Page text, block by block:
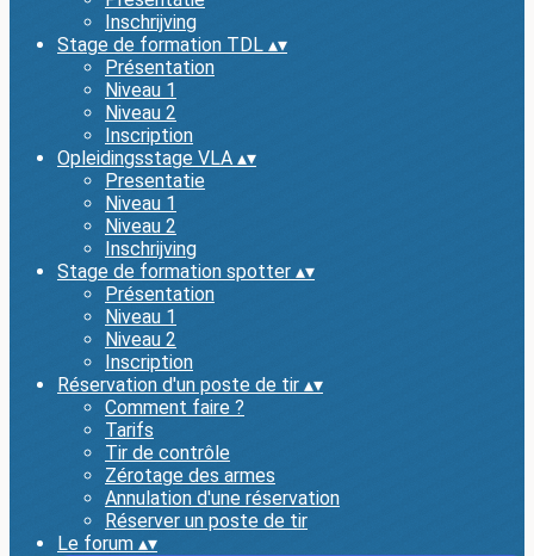
Inschrijving
Stage de formation TDL ▴▾
Présentation
Niveau 1
Niveau 2
Inscription
Opleidingsstage VLA ▴▾
Presentatie
Niveau 1
Niveau 2
Inschrijving
Stage de formation spotter ▴▾
Présentation
Niveau 1
Niveau 2
Inscription
Réservation d'un poste de tir ▴▾
Comment faire ?
Tarifs
Tir de contrôle
Zérotage des armes
Annulation d'une réservation
Réserver un poste de tir
Le forum ▴▾